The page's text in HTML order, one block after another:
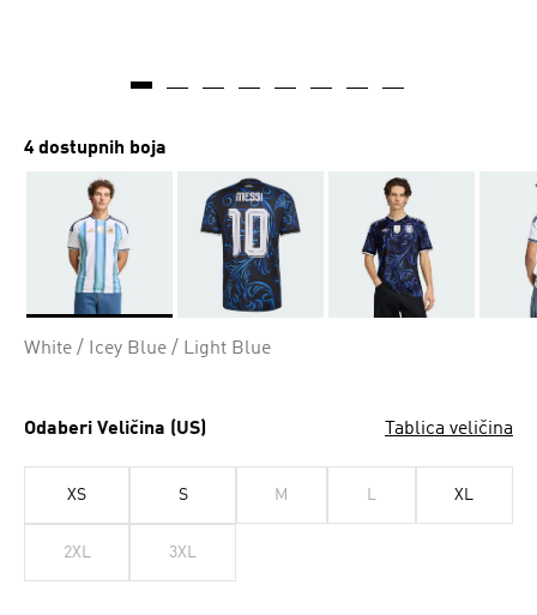
4 dostupnih boja
White / Icey Blue / Light Blue
Odaberi Veličina (US) Tablica veličina
XS S M L XL
2XL 3XL